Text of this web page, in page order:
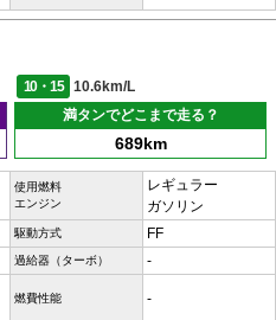
10・15
10.6km/L
満タンでどこまで走る？
689km
使用燃料
エンジン
レギュラー
ガソリン
駆動方式 FF
過給器（ターボ） -
燃費性能 -